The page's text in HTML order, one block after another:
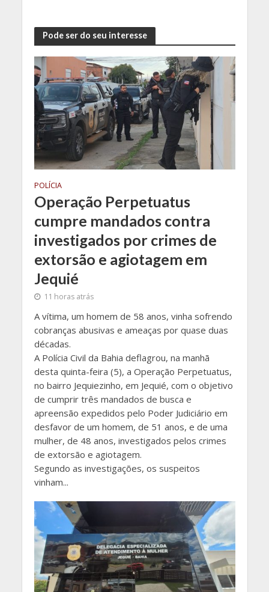
Pode ser do seu interesse
POLÍCIA
Operação Perpetuatus
cumpre mandados contra
investigados por crimes de
extorsão e agiotagem em
Jequié
11 horas atrás
A vítima, um homem de 58 anos, vinha sofrendo
cobranças abusivas e ameaças por quase duas
décadas.
A Polícia Civil da Bahia deflagrou, na manhã
desta quinta-feira (5), a Operação Perpetuatus,
no bairro Jequiezinho, em Jequié, com o objetivo
de cumprir três mandados de busca e
apreensão expedidos pelo Poder Judiciário em
desfavor de um homem, de 51 anos, e de uma
mulher, de 48 anos, investigados pelos crimes
de extorsão e agiotagem.
Segundo as investigações, os suspeitos
vinham...